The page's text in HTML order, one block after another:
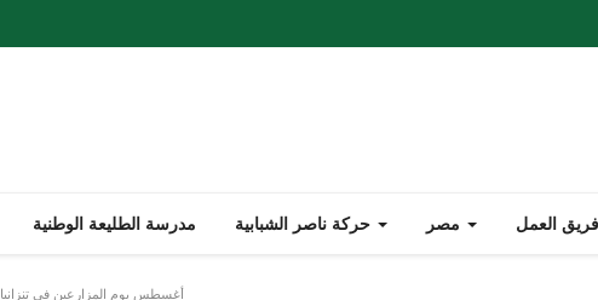
مدرسة الطليعة الوطنية
8 أغسطس يوم المزارعين في تنزانيا